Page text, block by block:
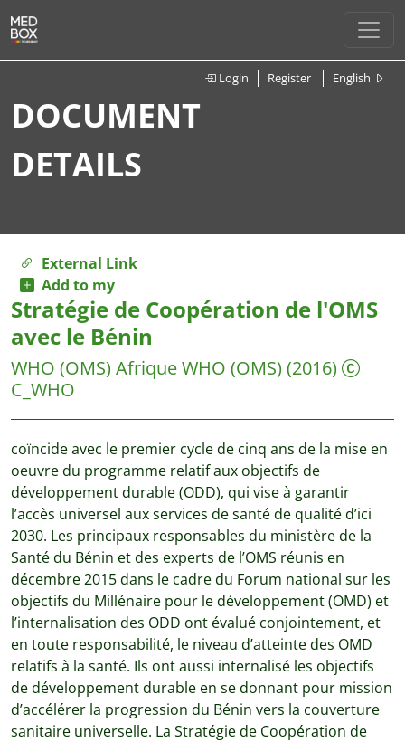
Login Register English
DOCUMENT
DETAILS
External Link
Add to my
Stratégie de Coopération de l'OMS
avec le Bénin
WHO (OMS) AfriqueWHO (OMS) (2016)
C_WHO
coïncide avec le premier cycle de cinq ans de la mise en
oeuvre du programme relatif aux objectifs de
développement durable (ODD), qui vise à garantir
l’accès universel aux services de santé de qualité d’ici
2030. Les principaux responsables du ministère de la
Santé du Bénin et des experts de l’OMS réunis en
décembre 2015 dans le cadre du Forum national sur les
objectifs du Millénaire pour le développement (OMD) et
l’internalisation des ODD ont évalué conjointement, et
en toute responsabilité, le niveau d’atteinte des OMD
relatifs à la santé. Ils ont aussi internalisé les objectifs
de développement durable en se donnant pour mission
d’accélérer la progression du Bénin vers la couverture
sanitaire universelle. La Stratégie de Coopération de